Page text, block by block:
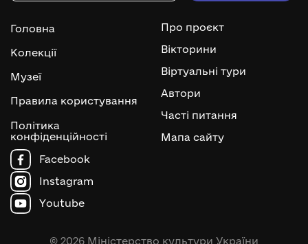
Головна
Колекції
Музеї
Правила користування
Політика
конфіденційності
Про проєкт
Вікторини
Віртуальні тури
Автори
Часті питання
Мапа сайту
Facebook
Instagram
Youtube
© 2026 Міністерство культури України